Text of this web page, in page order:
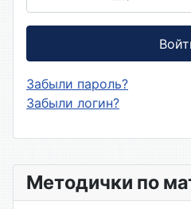
Методички по
Забыли пароль?
Забыли логин?